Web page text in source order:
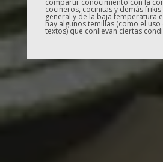
cocineros, cocinitas y demás
general y de la baja temperatura
hay algunos temillas (como el
textos) que conllevan ciertas